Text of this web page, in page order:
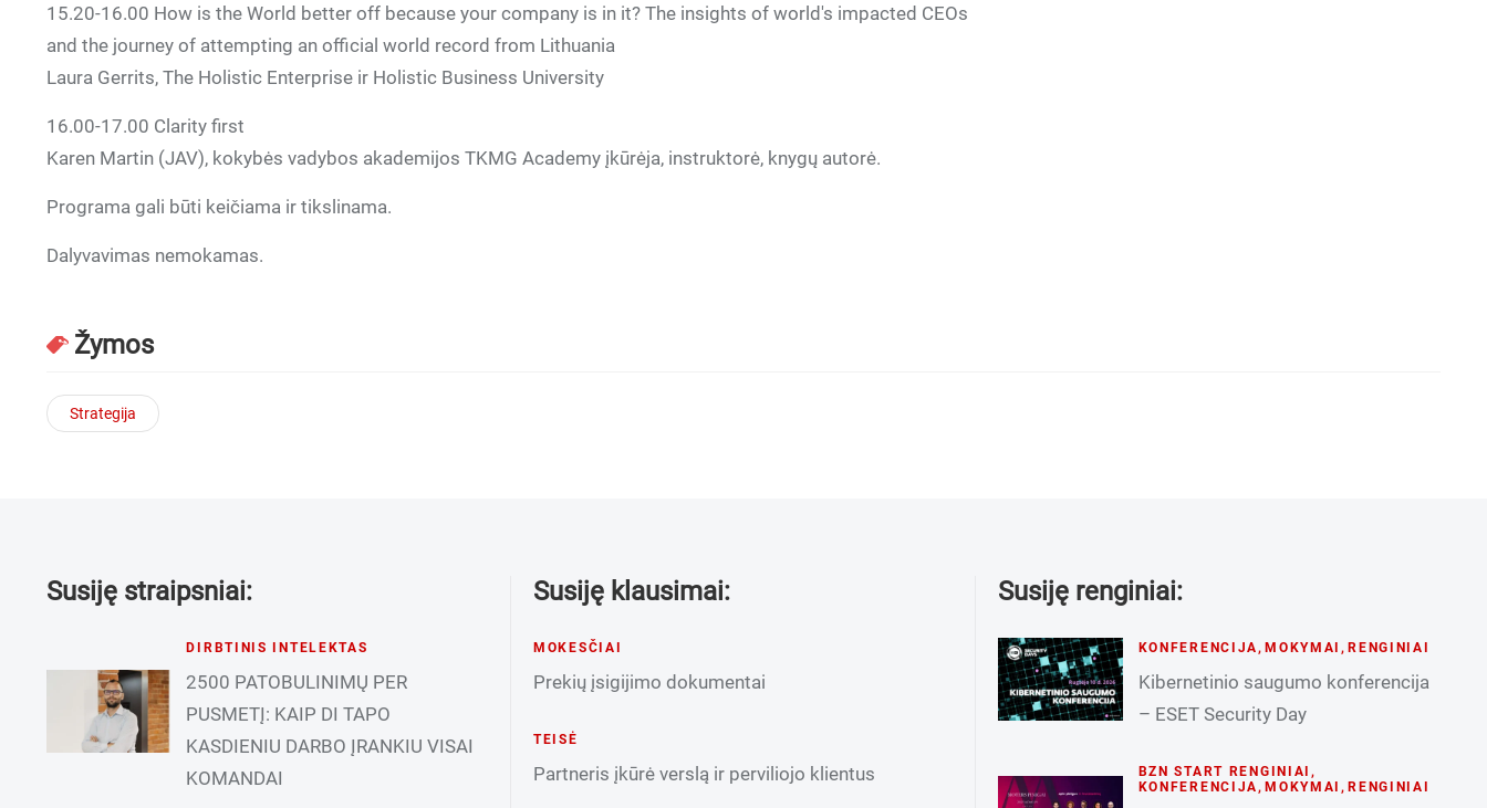
15.20-16.00 How is the World better off because your company is in it? The insights of world's impacted CEOs
and the journey of attempting an official world record from Lithuania
Laura Gerrits, The Holistic Enterprise ir Holistic Business University
16.00-17.00 Clarity first
Karen Martin (JAV), kokybės vadybos akademijos TKMG Academy įkūrėja, instruktorė, knygų autorė.
Programa gali būti keičiama ir tikslinama.
Dalyvavimas nemokamas.
Žymos
Strategija
Susiję straipsniai:
DIRBTINIS INTELEKTAS
2500 PATOBULINIMŲ PER
PUSMETĮ: KAIP DI TAPO
KASDIENIU DARBO ĮRANKIU VISAI
KOMANDAI
Susiję klausimai:
MOKESČIAI
Prekių įsigijimo dokumentai
TEISĖ
Partneris įkūrė verslą ir perviliojo klientus
Susiję renginiai:
KONFERENCIJA ,MOKYMAI ,RENGINIAI
Kibernetinio saugumo konferencija
– ESET Security Day
BZN START RENGINIAI ,
KONFERENCIJA ,MOKYMAI ,RENGINIAI